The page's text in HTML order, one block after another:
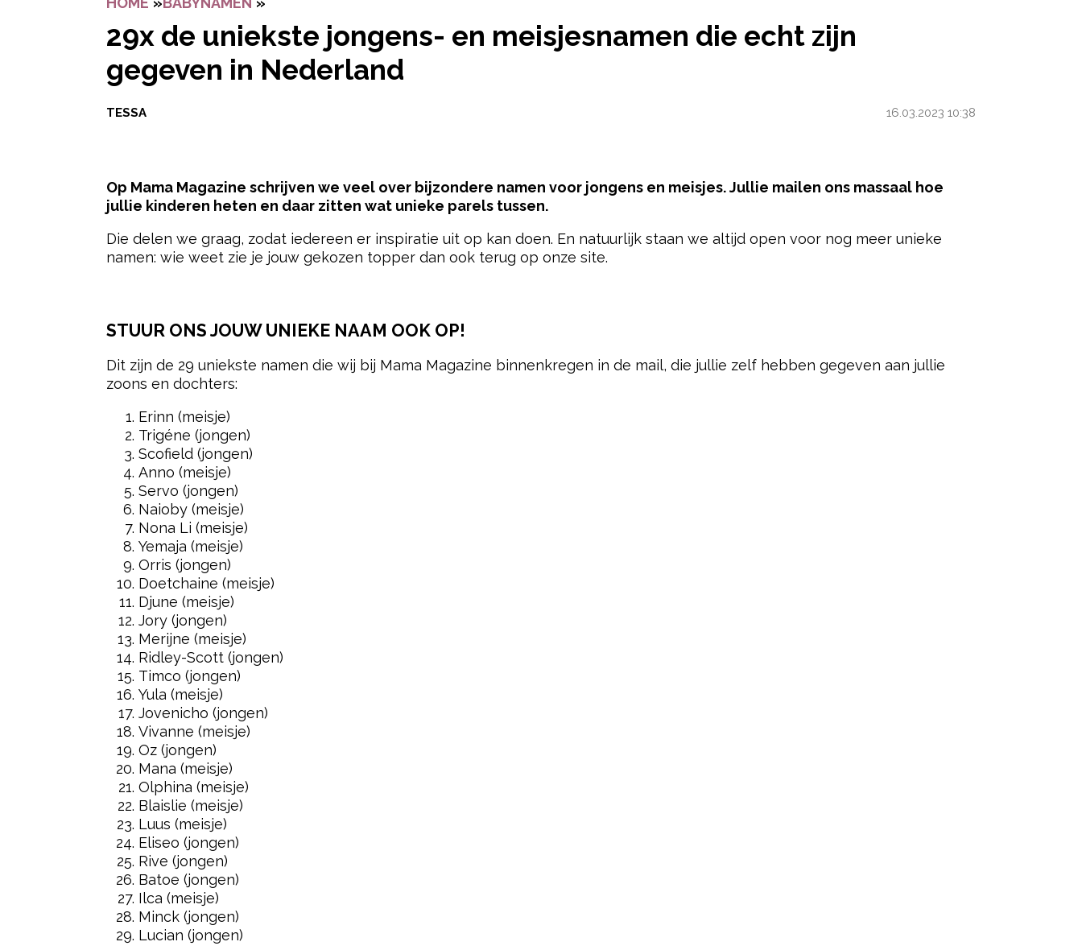
29x de uniekste jongens- en meisjesnamen die echt zijn
gegeven in Nederland
TESSA 16.03.2023 10:38
Op Mama Magazine schrijven we veel over bijzondere namen voor jongens en meisjes. Jullie mailen ons massaal hoe
jullie kinderen heten en daar zitten wat unieke parels tussen.
Die delen we graag, zodat iedereen er inspiratie uit op kan doen. En natuurlijk staan we altijd open voor nog meer unieke
namen: wie weet zie je jouw gekozen topper dan ook terug op onze site.
STUUR ONS JOUW UNIEKE NAAM OOK OP!
Dit zijn de 29 uniekste namen die wij bij Mama Magazine binnenkregen in de mail, die jullie zelf hebben gegeven aan jullie
zoons en dochters:
Erinn (meisje)
Trigéne (jongen)
Scofield (jongen)
Anno (meisje)
Servo (jongen)
Naioby (meisje)
Nona Li (meisje)
Yemaja (meisje)
Orris (jongen)
Doetchaine (meisje)
Djune (meisje)
Jory (jongen)
Merijne (meisje)
Ridley-Scott (jongen)
Timco (jongen)
Yula (meisje)
Jovenicho (jongen)
Vivanne (meisje)
Oz (jongen)
Mana (meisje)
Olphina (meisje)
Blaislie (meisje)
Luus (meisje)
Eliseo (jongen)
Rive (jongen)
Batoe (jongen)
Ilca (meisje)
Minck (jongen)
Lucian (jongen)